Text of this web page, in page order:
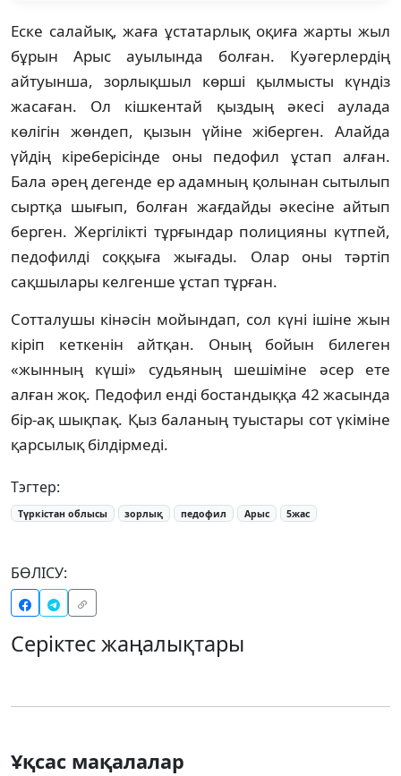
Еске салайық, жаға ұстатарлық оқиға жарты жыл
бұрын Арыс ауылында болған. Куәгерлердің
айтуынша, зорлықшыл көрші қылмысты күндіз
жасаған. Ол кішкентай қыздың әкесі аулада
көлігін жөндеп, қызын үйіне жіберген. Алайда
үйдің кіреберісінде оны педофил ұстап алған.
Бала әрең дегенде ер адамның қолынан сытылып
сыртқа шығып, болған жағдайды әкесіне айтып
берген. Жергілікті тұрғындар полицияны күтпей,
педофилді соққыға жығады. Олар оны тәртіп
сақшылары келгенше ұстап тұрған.
Сотталушы кінәсін мойындап, сол күні ішіне жын
кіріп кеткенін айтқан. Оның бойын билеген
«жынның күші» судьяның шешіміне әсер ете
алған жоқ. Педофил енді бостандыққа 42 жасында
бір-ақ шықпақ. Қыз баланың туыстары сот үкіміне
қарсылық білдірмеді.
Тэгтер:
Түркістан облысы зорлық педофил Арыс 5жас
БӨЛІСУ:
Серіктес жаңалықтары
Ұқсас мақалалар